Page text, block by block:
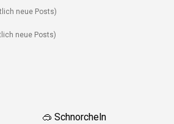
neue Posts)
neue Posts)
🥽 Schnorcheln